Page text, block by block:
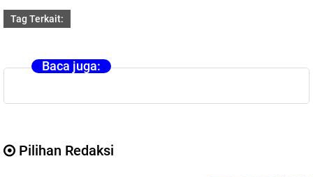
Tag Terkait:
Baca juga:
Pilihan Redaksi